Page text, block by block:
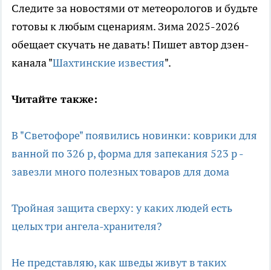
Следите за новостями от метеорологов и будьте
готовы к любым сценариям. Зима 2025-2026
обещает скучать не давать! Пишет автор дзен-
канала "Шахтинские известия".
Читайте также:
В "Светофоре" появились новинки: коврики для
ванной по 326 р, форма для запекания 523 р -
завезли много полезных товаров для дома
Тройная защита сверху: у каких людей есть
целых три ангела-хранителя?
Не представляю, как шведы живут в таких